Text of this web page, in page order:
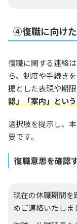
④復職に向け
復職に関する連絡
ら、制度や手続き
提とした表現や期
認」「案内」とい
選択肢を提示し、
要です。
復職意思を確認
現在の休職期間を
めご連絡いたしま